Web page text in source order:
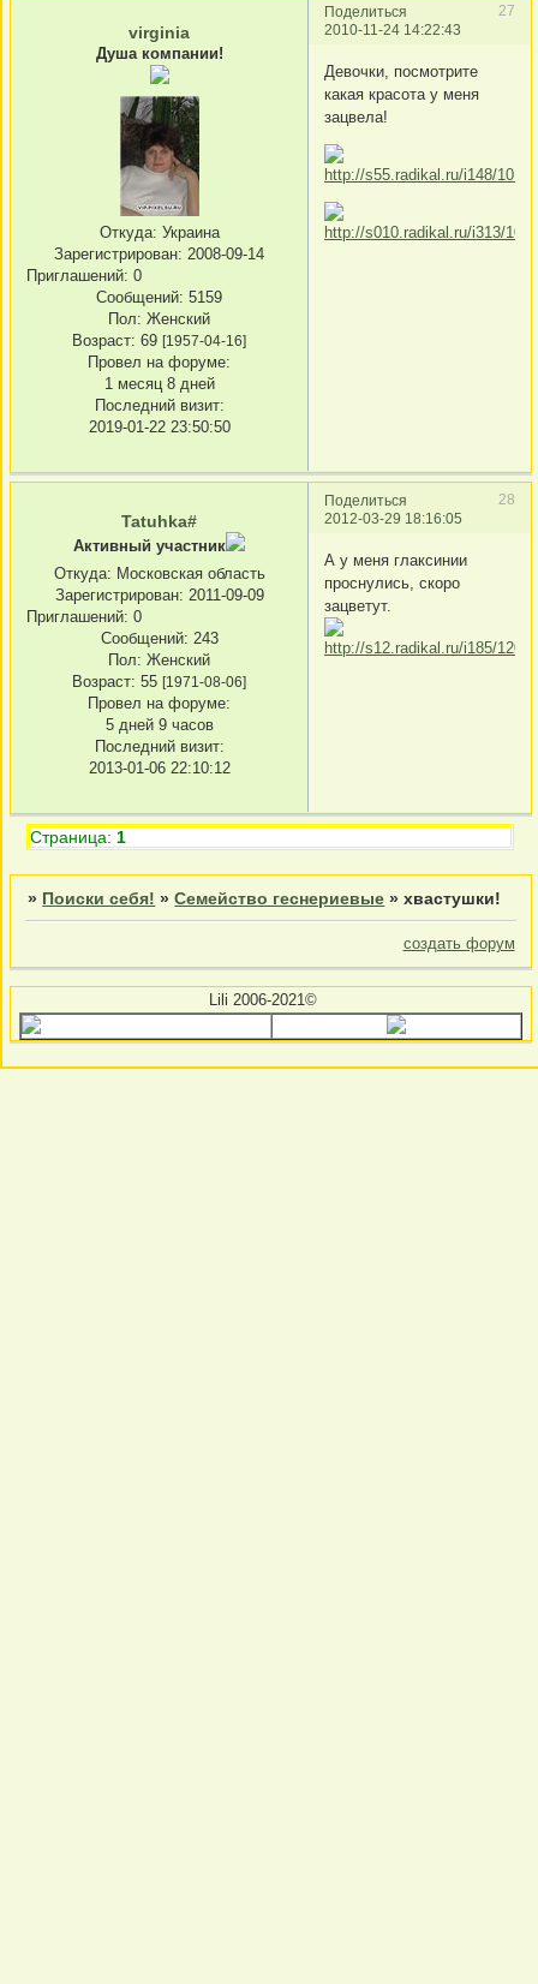
Поделиться
27
2010-11-24 14:22:43
virginia
Душа компании!
Откуда: Украина
Зарегистрирован: 2008-09-14
Приглашений: 0
Сообщений: 5159
Пол: Женский
Возраст: 69 [1957-04-16]
Провел на форуме:
1 месяц 8 дней
Последний визит:
2019-01-22 23:50:50
Девочки, посмотрите
какая красота у меня
зацвела!
Поделиться
28
2012-03-29 18:16:05
Tatuhka#
Активный участник
Откуда: Московская область
Зарегистрирован: 2011-09-09
Приглашений: 0
Сообщений: 243
Пол: Женский
Возраст: 55 [1971-08-06]
Провел на форуме:
5 дней 9 часов
Последний визит:
2013-01-06 22:10:12
А у меня глаксинии
проснулись, скоро
зацветут.
Страница: 1
» Поиски себя! »Семейство геснериевые »хвастушки!
создать форум
Lili 2006-2021©